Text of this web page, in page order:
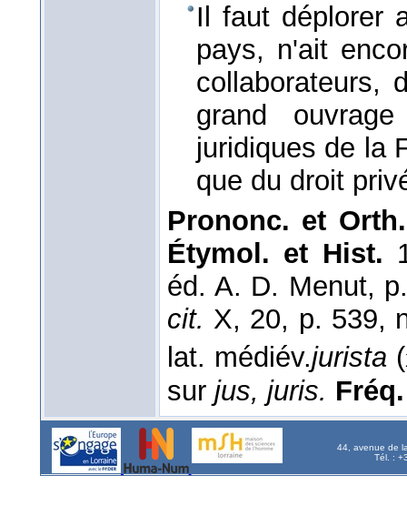
Il faut déplorer
pays, n'ait
collaborateurs,
grand
juridiques de la
que du droit
Prononc. et
Étymol. et Hist.
éd. A. D. Menut,
cit. X, 20, p. 539,
lat. médiév.jurista (
sur jus, juris.
44, avenue de
Tél. :